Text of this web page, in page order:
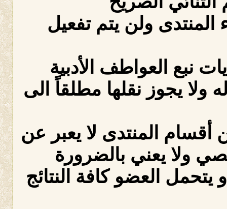
ولن يتم تفعيل
نبع العواطف الأدبية
ولا يجوز نقلها مطلقاً الى
المنتدى لا يعبر عن
ولا يعني بالضرورة
العضو كافة النتائج